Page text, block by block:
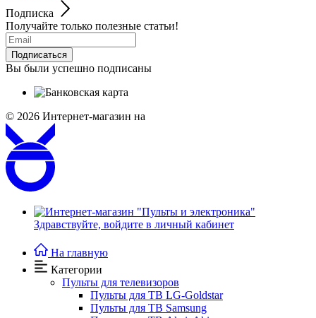
Подписка
Получайте только полезные статьи!
Подписаться
Вы были успешно подписаны
© 2026 Интернет-магазин на
Здравствуйте, войдите в личный кабинет
На главную
Категории
Пульты для телевизоров
Пульты для ТВ LG-Goldstar
Пульты для ТВ Samsung